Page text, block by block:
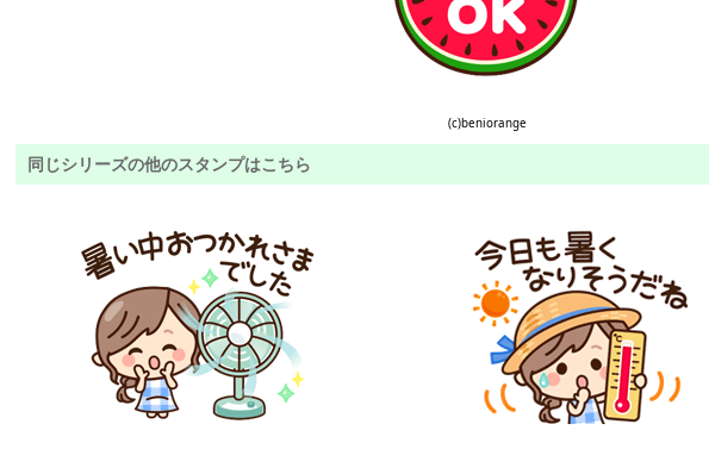
(c)beniorange
同じシリーズの他のスタンプはこちら